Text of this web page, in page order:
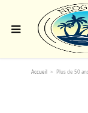
Accueil > Plus de 50